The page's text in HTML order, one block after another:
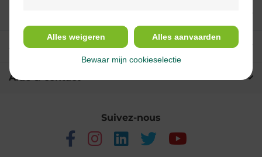
A propos de Multipharma
Aide & contact
Suivez-nous
Alles weigeren Alles aanvaarden
Bewaar mijn cookieselectie